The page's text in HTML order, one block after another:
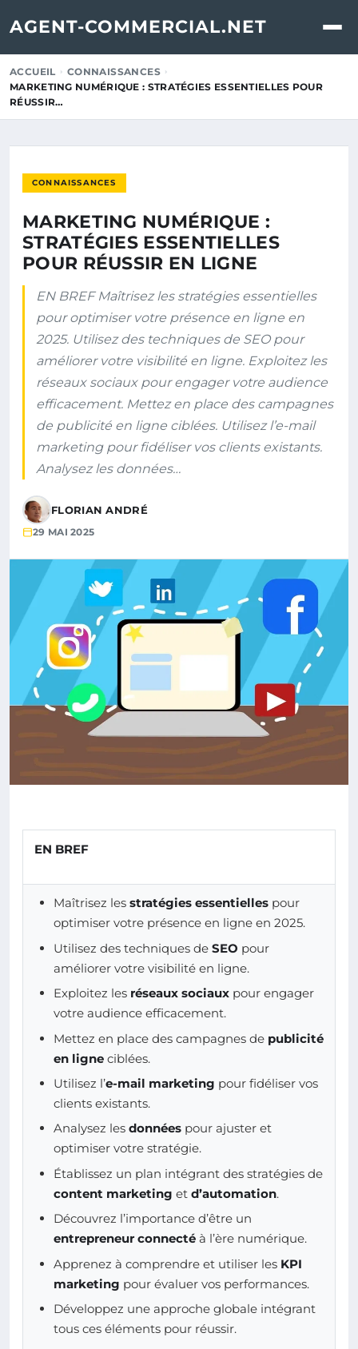
AGENT-COMMERCIAL.NET
ACCUEIL
CONNAISSANCES
MARKETING NUMÉRIQUE : STRATÉGIES ESSENTIELLES POUR
RÉUSSIR…
CONNAISSANCES
MARKETING NUMÉRIQUE :
STRATÉGIES ESSENTIELLES
POUR RÉUSSIR EN LIGNE
EN BREF Maîtrisez les stratégies essentielles
pour optimiser votre présence en ligne en
2025. Utilisez des techniques de SEO pour
améliorer votre visibilité en ligne. Exploitez les
réseaux sociaux pour engager votre audience
efficacement. Mettez en place des campagnes
de publicité en ligne ciblées. Utilisez l’e-mail
marketing pour fidéliser vos clients existants.
Analysez les données…
FLORIAN ANDRÉ
29 MAI 2025
EN BREF
Maîtrisez les stratégies essentielles pour
optimiser votre présence en ligne en 2025.
Utilisez des techniques de SEO pour
améliorer votre visibilité en ligne.
Exploitez les réseaux sociaux pour engager
votre audience efficacement.
Mettez en place des campagnes de publicité
en ligne ciblées.
Utilisez l’e-mail marketing pour fidéliser vos
clients existants.
Analysez les données pour ajuster et
optimiser votre stratégie.
Établissez un plan intégrant des stratégies de
content marketing et d’automation.
Découvrez l’importance d’être un
entrepreneur connecté à l’ère numérique.
Apprenez à comprendre et utiliser les KPI
marketing pour évaluer vos performances.
Développez une approche globale intégrant
tous ces éléments pour réussir.